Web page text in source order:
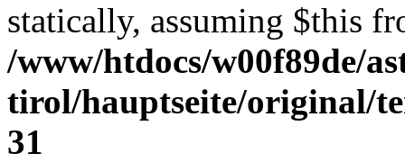
statically, assuming $this
/www/htdocs/w00f89de/
tirol/hauptseite/original/
31